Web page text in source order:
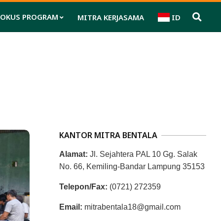
PROGRAM MITRA KERJASAMA ID
KANTOR MITRA BENTALA
Alamat: Jl. Sejahtera PAL 10 Gg. Salak
No. 66, Kemiling-Bandar Lampung 35153
Telepon/Fax: (0721) 272359
Email: mitrabentala18@gmail.com